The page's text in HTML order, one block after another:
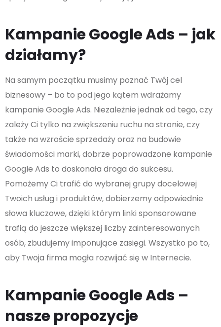
Kampanie Google Ads – jak
działamy?
Na samym początku musimy poznać Twój cel
biznesowy – bo to pod jego kątem wdrażamy
kampanie Google Ads. Niezależnie jednak od tego, czy
zależy Ci tylko na zwiększeniu ruchu na stronie, czy
także na wzroście sprzedaży oraz na budowie
świadomości marki, dobrze poprowadzone kampanie
Google Ads to doskonała droga do sukcesu.
Pomożemy Ci trafić do wybranej grupy docelowej
Twoich usług i produktów, dobierzemy odpowiednie
słowa kluczowe, dzięki którym linki sponsorowane
trafią do jeszcze większej liczby zainteresowanych
osób, zbudujemy imponujące zasięgi. Wszystko po to,
aby Twoja firma mogła rozwijać się w Internecie.
Kampanie Google Ads –
nasze propozycje